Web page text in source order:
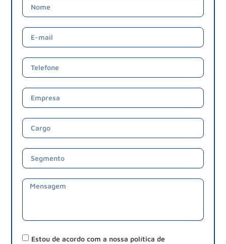
Estou de acordo com a nossa política de